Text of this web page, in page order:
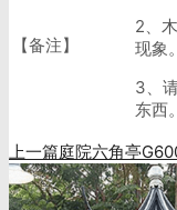
【备注】
2、
现象。
3、
东西。
上一篇庭院六角亭